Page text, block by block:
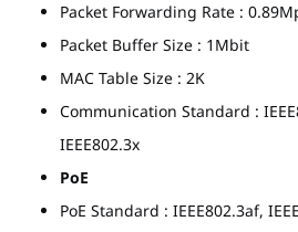
Packet Forwarding Rate :
Packet Buffer Size : 1Mbit
MAC Table Size : 2K
Communication Standard :
IEEE802.3x
PoE
PoE Standard : IEEE802.3af,